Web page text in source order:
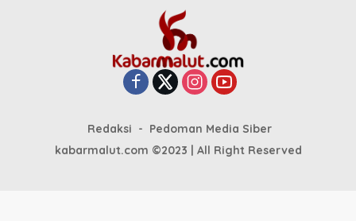
Redaksi
Pedoman Media Siber
kabarmalut.com ©2023 | All Right Reserved